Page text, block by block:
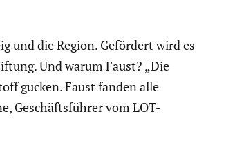
und die Region. Gefördert wird es
Und warum Faust? „Die
gucken. Faust fanden alle
Geschäfts­führer vom LOT-